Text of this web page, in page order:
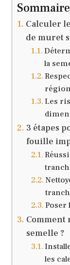
Sommaire
Calculer
de muret
la
région
Les
3 étapes
fouille
Poser
Comment
semelle ?
les